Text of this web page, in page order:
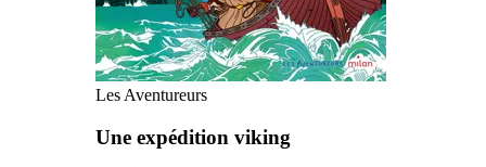
Les Aventureurs
Une expédition viking